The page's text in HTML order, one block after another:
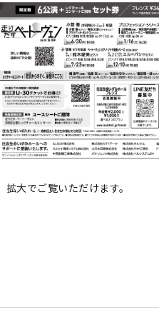
大でご覧いただけます。